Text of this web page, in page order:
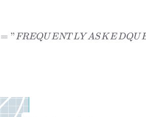
dvfaqtopic
= ”FREQUENT LY ASKEDQU